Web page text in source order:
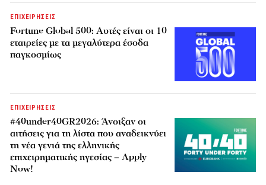
ΕΠΙΧΕΙΡΗΣΕΙΣ
Fortune Global 500: Αυτές είναι οι 10
εταιρείες με τα μεγαλύτερα έσοδα
παγκοσμίως
ΕΠΙΧΕΙΡΗΣΕΙΣ
#40under40GR2026: Άνοιξαν οι
αιτήσεις για τη λίστα που αναδεικνύει
τη νέα γενιά της ελληνικής
επιχειρηματικής ηγεσίας – Apply
Now!